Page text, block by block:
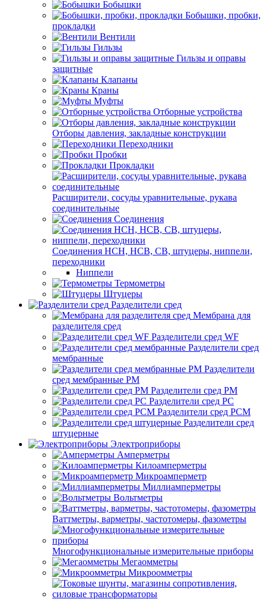
Бобышки
Бобышки, пробки,
прокладки
Вентили
Гильзы
Гильзы и оправы
защитные
Клапаны
Краны
Муфты
Отборные устройства
Отборы давления, закладные конструкции
Переходники
Пробки
Прокладки
Расширители, сосуды уравнительные, рукава
соединительные
Соединения
Соединения НСН, НСВ, СВ, штуцеры, ниппели,
переходники
Ниппели
Термометры
Штуцеры
Разделители сред
Мембрана для
разделителя сред
Разделители сред WF
Разделители сред
мембранные
Разделители
сред мембранные РМ
Разделители сред РМ
Разделители сред РС
Разделители сред РСМ
Разделители сред
штуцерные
Электроприборы
Амперметры
Килоамперметры
Микроамперметр
Миллиамперметры
Вольтметры
Ваттметры, варметры, частотомеры, фазометры
Многофункциональные измерительные приборы
Мегаомметры
Микроомметры